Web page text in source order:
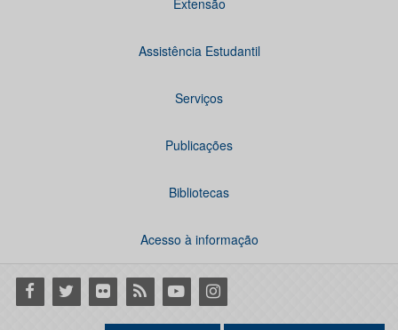
Extensão
Assistência Estudantil
Serviços
Publicações
Bibliotecas
Acesso à informação
Facebook
Twitter Flickr RSS YoutubeInstagram